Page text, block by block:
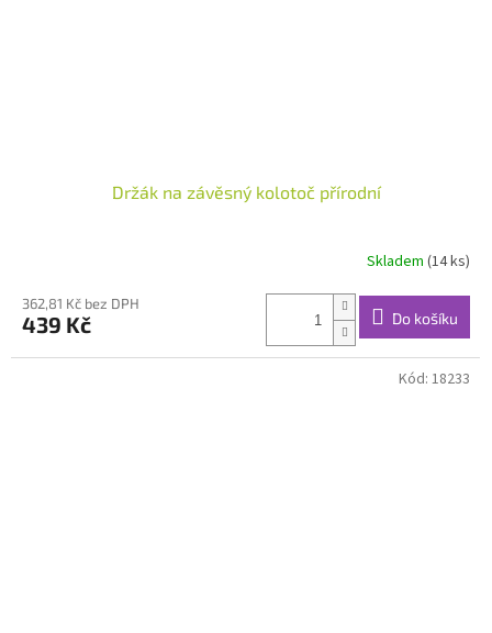
Držák na závěsný kolotoč přírodní
Skladem (14 ks)
362,81 Kč bez DPH
439 Kč Do košíku
Kód: 18233